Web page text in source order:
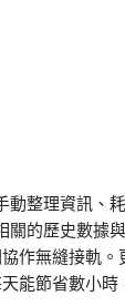
整理資訊、
關的歷史數據
作無縫接軌
能節省數小